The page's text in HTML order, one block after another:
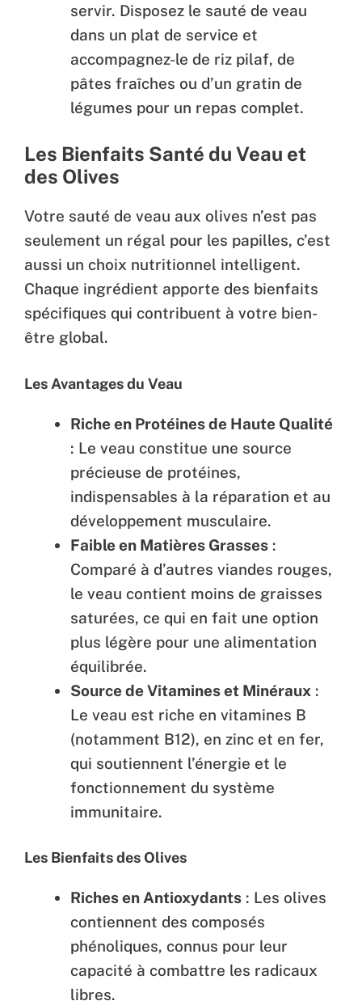
servir. Disposez le sauté de veau
dans un plat de service et
accompagnez-le de riz pilaf, de
pâtes fraîches ou d’un gratin de
légumes pour un repas complet.
Les Bienfaits Santé du Veau et
des Olives
Votre sauté de veau aux olives n’est pas
seulement un régal pour les papilles, c’est
aussi un choix nutritionnel intelligent.
Chaque ingrédient apporte des bienfaits
spécifiques qui contribuent à votre bien-
être global.
Les Avantages du Veau
Riche en Protéines de Haute Qualité
: Le veau constitue une source
précieuse de protéines,
indispensables à la réparation et au
développement musculaire.
Faible en Matières Grasses :
Comparé à d’autres viandes rouges,
le veau contient moins de graisses
saturées, ce qui en fait une option
plus légère pour une alimentation
équilibrée.
Source de Vitamines et Minéraux :
Le veau est riche en vitamines B
(notamment B12), en zinc et en fer,
qui soutiennent l’énergie et le
fonctionnement du système
immunitaire.
Les Bienfaits des Olives
Riches en Antioxydants : Les olives
contiennent des composés
phénoliques, connus pour leur
capacité à combattre les radicaux
libres.